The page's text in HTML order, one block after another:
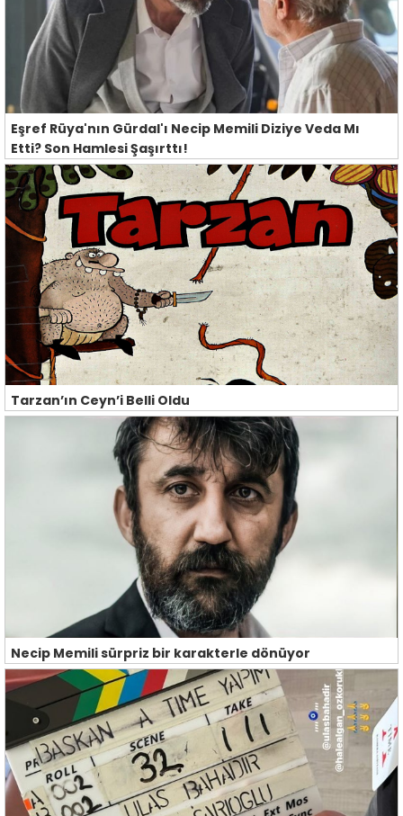
Eşref Rüya'nın Gürdal'ı Necip Memili Diziye Veda Mı
Etti? Son Hamlesi Şaşırttı!
Tarzan’ın Ceyn’i Belli Oldu
Necip Memili sürpriz bir karakterle dönüyor